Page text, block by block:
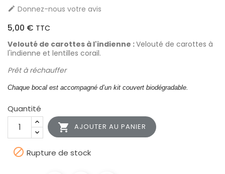
 Donnez-nous votre avis
5,00 € TTC
Velouté de carottes à l'indienne :Velouté de carottes à
l'indienne et lentilles corail.
Prêt à réchauffer
Chaque bocal est accompagné d’un kit couvert biodégradable.
Quantité
 AJOUTER AU PANIER
 Rupture de stock